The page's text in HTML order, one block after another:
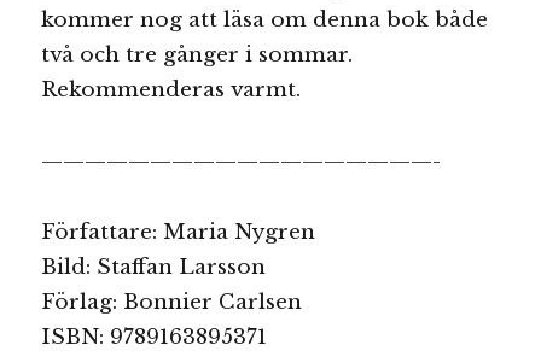
kommer nog att läsa om denna bok både
två och tre gånger i sommar.
Rekommenderas varmt.
——————————————————-
Författare: Maria Nygren
Bild: Staffan Larsson
Förlag: Bonnier Carlsen
ISBN: 9789163895371